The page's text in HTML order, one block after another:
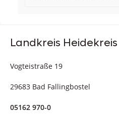
Landkreis Heidekreis
Vogteistraße 19
29683 Bad Fallingbostel
05162 970-0